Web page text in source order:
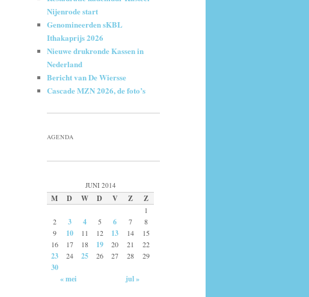
Nijenrode start
Genomineerden sKBL
Ithakaprijs 2026
Nieuwe drukronde Kassen in
Nederland
Bericht van De Wiersse
Cascade MZN 2026, de foto’s
AGENDA
JUNI 2014
M D W D V Z Z
1
2
3 4 5 6 7
8
9
10 11 12 13 14
15
16
17 18 19 20 21 22
23 24 25 26 27 28 29
30
« mei
jul »